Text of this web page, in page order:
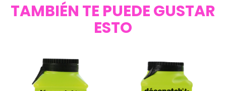
TAMBIÉN TE PUEDE GUSTAR
ESTO